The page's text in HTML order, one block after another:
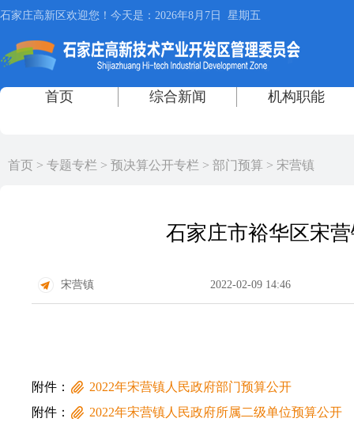
首页 > 专题专栏 > 预决算公开专栏 > 部门预算 > 宋营镇
石家庄市裕华区宋
宋营镇 2022-02-09 14:46
附件：
2022年宋营镇人民政府部门预算公开
附件：
2022年宋营镇人民政府所属二级单位预算公开